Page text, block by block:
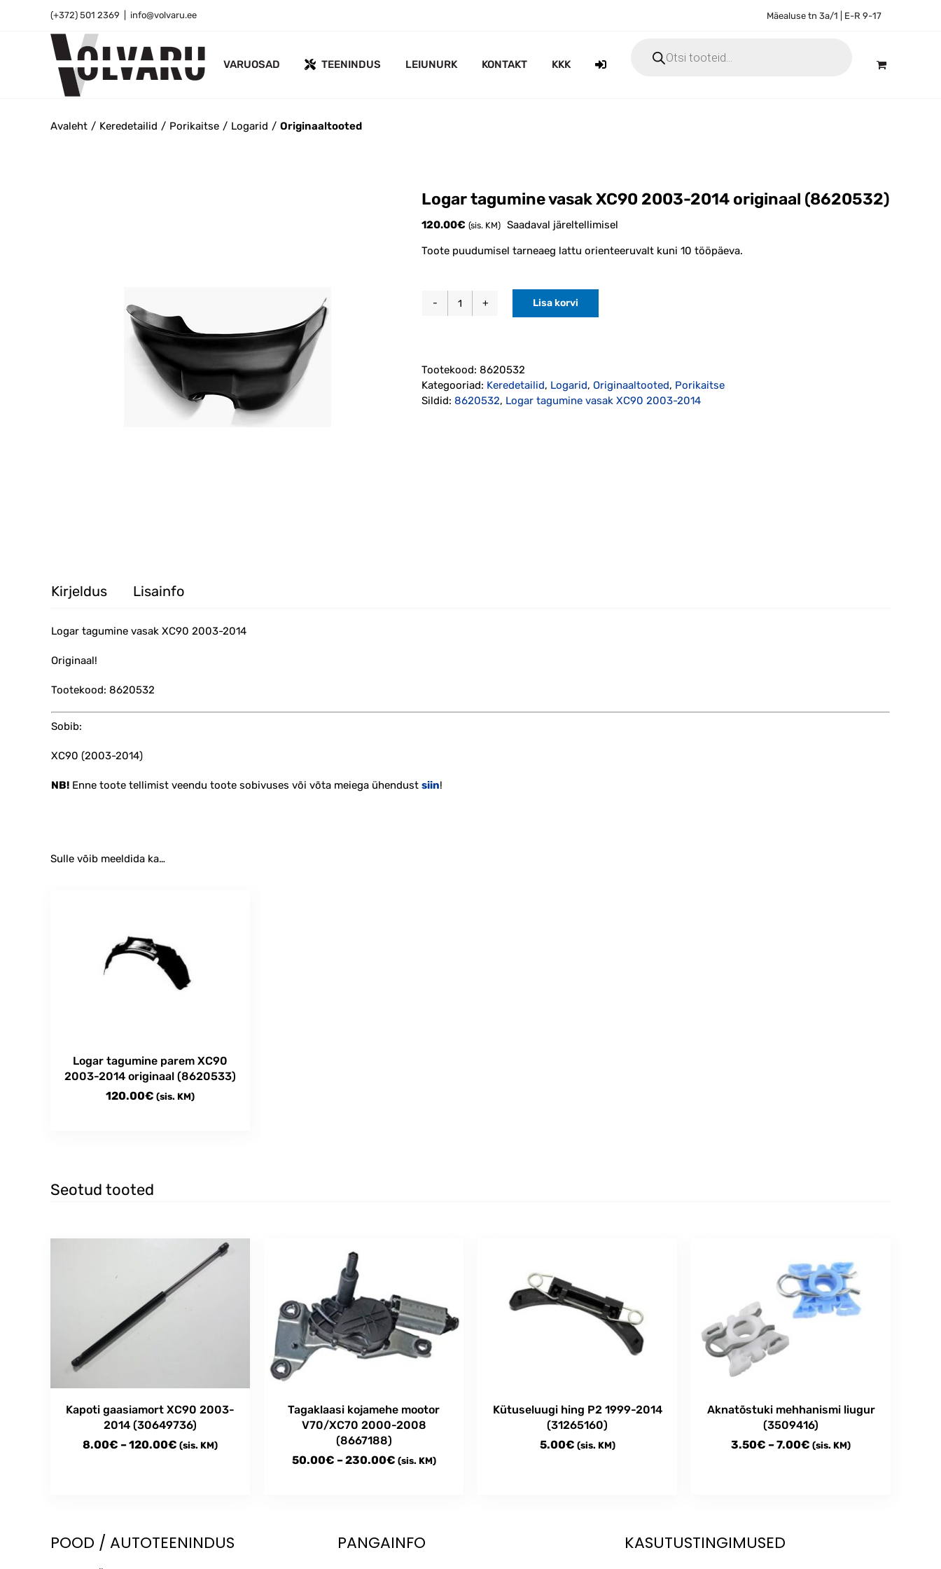
(+372) 501 2369 info@volvaru.ee Mäealuse tn 3a/1 | E-R 9-17
VARUOSAD TEENINDUS LEIUNURK KONTAKT KKK
search
Avaleht Keredetailid Porikaitse Logarid Originaaltooted
Logar tagumine vasak XC90 2003-2014 originaal (8620532)
120.00€ (sis. KM) Saadaval järeltellimisel
Toote puudumisel tarneaeg lattu orienteeruvalt kuni 10 tööpäeva.
Logar
2003-
2014
originaal
Lisa korvi
Tootekood: 8620532
Kategooriad: Keredetailid, Logarid, Originaaltooted, Porikaitse
Sildid: 8620532, Logar tagumine vasak XC90 2003-2014
Kirjeldus Lisainfo
Logar tagumine vasak XC90 2003-2014
Originaal!
Tootekood: 8620532
Sobib:
XC90 (2003-2014)
NB! Enne toote tellimist veendu toote sobivuses või võta meiega ühendust siin!
Sulle võib meeldida ka…
Logar tagumine parem XC90
2003-2014 originaal (8620533)
120.00€ (sis. KM)
Seotud tooted
Kapoti gaasiamort XC90 2003-
2014 (30649736)
8.00€ –120.00€ Price
(sis. KM)
multiple
variants.
Tagaklaasi kojamehe mootor
V70/XC70 2000-2008
(8667188)
50.00€ –230.00€Price
230.00€
(sis. KM)
Kütuseluugi hing P2 1999-2014
(31265160)
5.00€ (sis. KM)
Aknatõstuki mehhanismi liugur
(3509416)
3.50€ –7.00€ Price
(sis. KM)
variants.
POOD / AUTOTEENINDUS PANGAINFO KASUTUSTINGIMUSED